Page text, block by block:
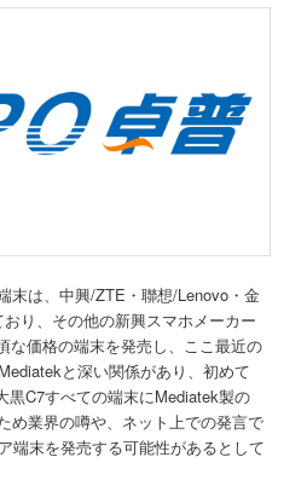
末は、中興/ZTE・聯想/Lenovo・金
り、その他の新興スマホメーカー
な価格の端末を発売し、ここ最近の
と深い関係があり、初めて
黒C7すべての端末にMediatek製の
め業界の噂や、ネット上での発言で
端末を発売する可能性があるとして